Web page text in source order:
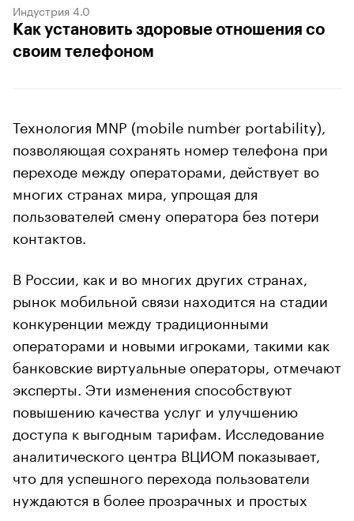
Индустрия 4.0
Как установить здоровые отношения со
своим телефоном
Технология MNP (mobile number portability),
позволяющая сохранять номер телефона при
переходе между операторами, действует во
многих странах мира, упрощая для
пользователей смену оператора без потери
контактов.
В России, как и во многих других странах,
рынок мобильной связи находится на стадии
конкуренции между традиционными
операторами и новыми игроками, такими как
банковские виртуальные операторы, отмечают
эксперты. Эти изменения способствуют
повышению качества услуг и улучшению
доступа к выгодным тарифам. Исследование
аналитического центра ВЦИОМ показывает,
что для успешного перехода пользователи
нуждаются в более прозрачных и простых